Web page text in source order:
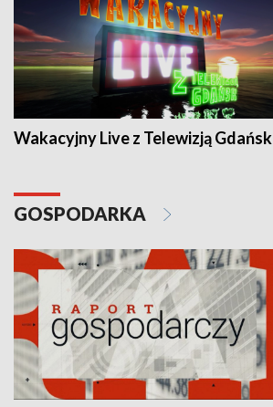
Wakacyjny Live z Telewizją Gdańsk
GOSPODARKA